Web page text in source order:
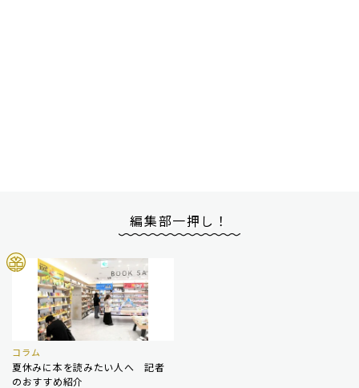
編集部一押し！
コラム
夏休みに本を読みたい人へ 記者
のおすすめ紹介